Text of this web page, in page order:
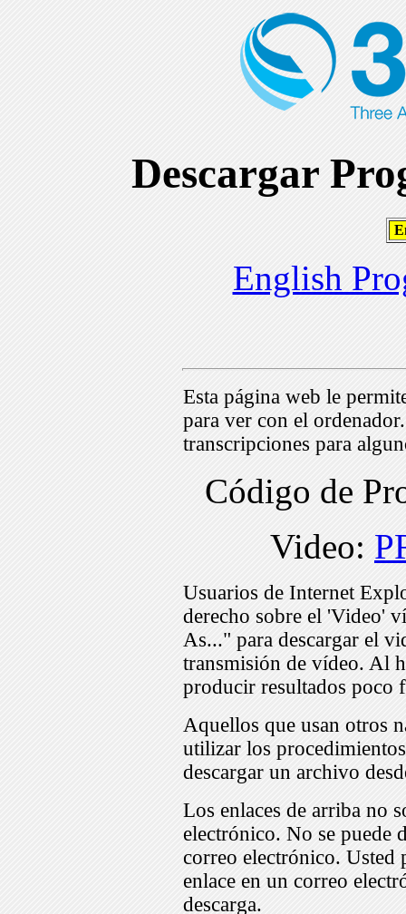
Descargar
English
Esta página web le
para ver con el
transcripciones para
Código de
Video:
Usuarios de Internet
derecho sobre el 'Video'
As..." para descargar el
transmisión de vídeo. Al
producir resultados poco
Aquellos que usan otros
utilizar los
descargar un archivo
Los enlaces de arriba no
electrónico. No se puede
correo electrónico. Usted
enlace en un correo
descarga.